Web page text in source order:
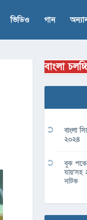
ভিডিও গান
বাংলা
বাংলা
২০২৪
বুক
নাটক